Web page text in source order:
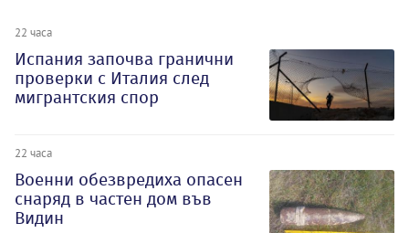
22 часа
Испания започва гранични
проверки с Италия след
мигрантския спор
22 часа
Военни обезвредиха опасен
снаряд в частен дом във
Видин